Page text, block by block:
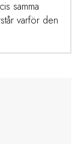
samma
varför den